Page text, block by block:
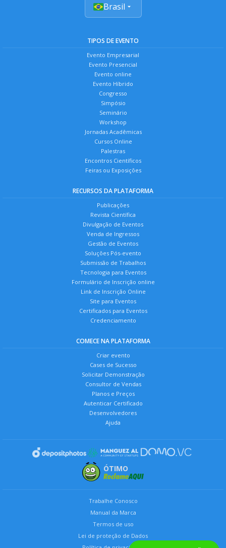
Brasil
TIPOS DE EVENTO
Evento Empresarial
Evento Presencial
Evento online
Evento Híbrido
Congresso
Simpósio
Seminário
Workshop
Jornadas Acadêmicas
Cursos Online
Palestras
Encontros Científicos
Feiras ou Exposições
RECURSOS DA PLATAFORMA
Publicações
Revista Científica
Divulgação de Eventos
Venda de Ingressos
Gestão de Eventos
Soluções Pós-evento
Submissão de Trabalhos
Tecnologia para Eventos
Formulário de Inscrição online
Link de Inscrição Online
Site para Eventos
Certificados para Eventos
Credenciamento
COMECE NA PLATAFORMA
Criar evento
Cases de Sucesso
Solicitar Demonstração
Consultor de Vendas
Planos e Preços
Autenticar Certificado
Desenvolvedores
Ajuda
ÓTIMO
Trabalhe Conosco
Manual da Marca
Termos de uso
Lei de proteção de Dados